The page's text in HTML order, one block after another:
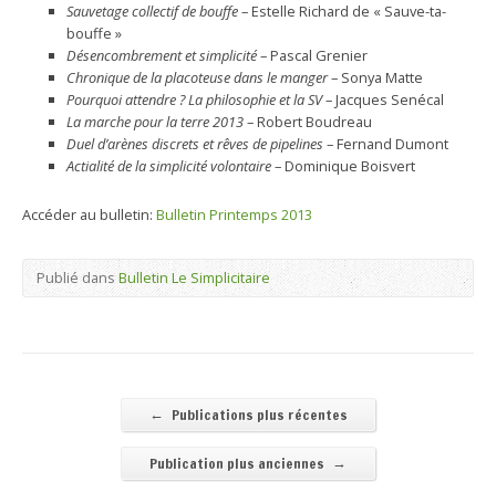
Sauvetage collectif de bouffe– Estelle Richard de « Sauve-ta-
bouffe »
Désencombrement et simplicité– Pascal Grenier
Chronique de la placoteuse dans le manger– Sonya Matte
Pourquoi attendre ? La philosophie et la SV– Jacques Senécal
La marche pour la terre 2013– Robert Boudreau
Duel d’arènes discrets et rêves de pipelines – Fernand Dumont
Actialité de la simplicité volontaire– Dominique Boisvert
Accéder au bulletin: Bulletin Printemps 2013
Publié dansBulletin Le Simplicitaire
← Publications plus récentes
Publication plus anciennes →